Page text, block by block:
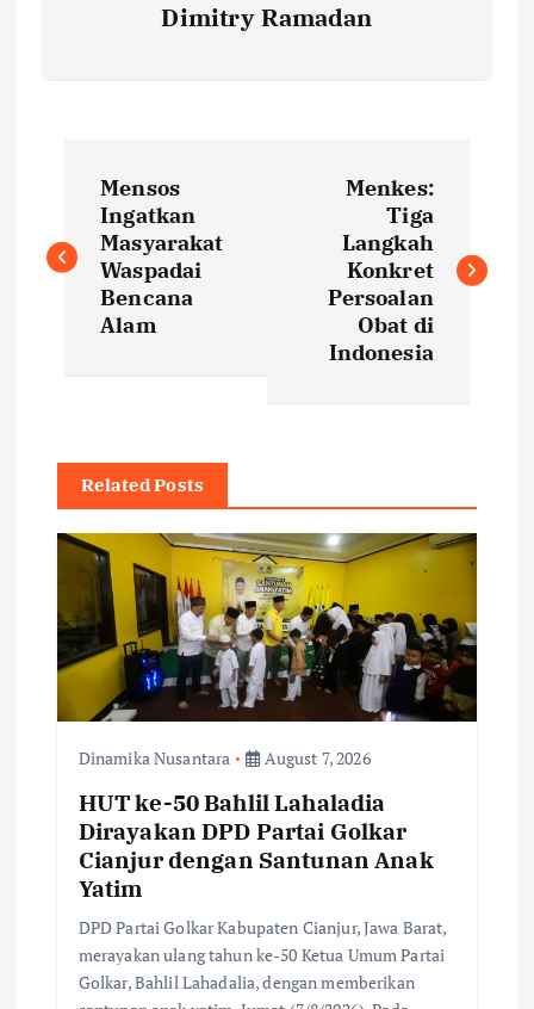
Dimitry Ramadan
o
s
a
v
g
a
Mensos
Ingatkan
Masyarakat
Waspadai
Bencana
Alam
Menkes:
Tiga
Langkah
Konkret
Persoalan
Obat di
Indonesia
Related Posts
Dinamika Nusantara August 7, 2026
HUT ke-50 Bahlil Lahaladia
Dirayakan DPD Partai Golkar
Cianjur dengan Santunan Anak
Yatim
DPD Partai Golkar Kabupaten Cianjur, Jawa Barat,
merayakan ulang tahun ke-50 Ketua Umum Partai
Golkar, Bahlil Lahadalia, dengan memberikan